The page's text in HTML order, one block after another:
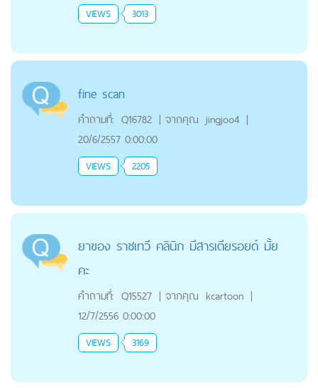
VIEWS 3013
fine scan
คำถามที่: Q16782 | จากคุณ jingjoo4 |
20/6/2557 0:00:00
VIEWS 2205
ยาของ ราชเทวี คลินิก มีสารเตียรอยด์ มั้ย
คะ
คำถามที่: Q15527 | จากคุณ kcartoon |
12/7/2556 0:00:00
VIEWS 3169